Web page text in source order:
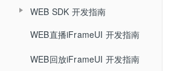
控制台概述
直播间管理
大班课&研讨会场景
复制直播间
直播客户端
直播客户端概述
文档模式
手机直播
手机直播概述
助教端
概述
HTTP接口
高级设置接口
WEB SDK 开发指南
直播SDK
快速开始
回放SDK
WEB直播iFrameUI 开发指南
WEB回放iFrameUI 开发指南